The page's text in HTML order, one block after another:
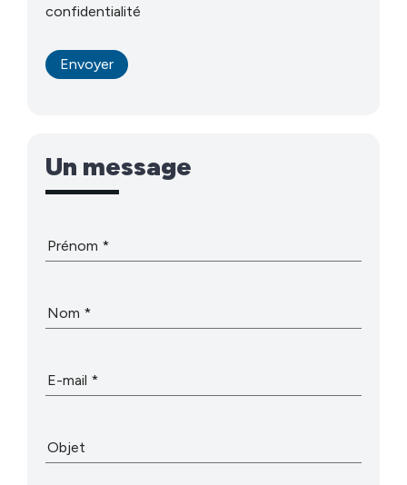
confidentialité
Un message
Prénom
Nom
E-mail
Objet